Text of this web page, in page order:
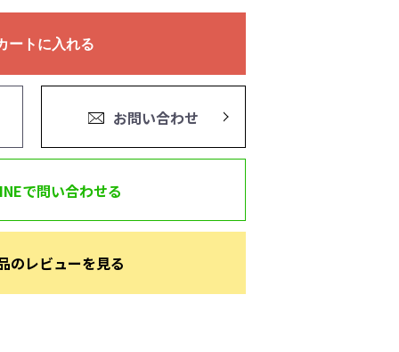
ートに入れる
お問い合わせ
で問い合わせる
のレビューを見る